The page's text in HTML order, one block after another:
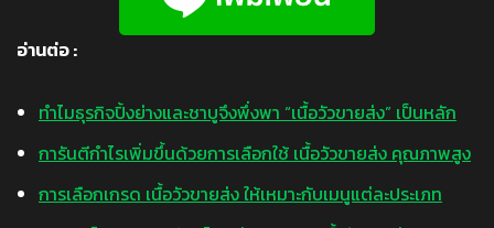
อ่านต่อ :
ทำไมธุรกิจปิ้งย่างและชาบูจึงพึ่งพา “เนื้อวัวขายส่ง” เป็นหลัก
การันตีกำไรเพิ่มขึ้นด้วยการเลือกใช้ เนื้อวัวขายส่ง คุณภาพสูง
การเลือกเกรด เนื้อวัวขายส่ง ให้เหมาะกับเมนูแต่ละประเภท